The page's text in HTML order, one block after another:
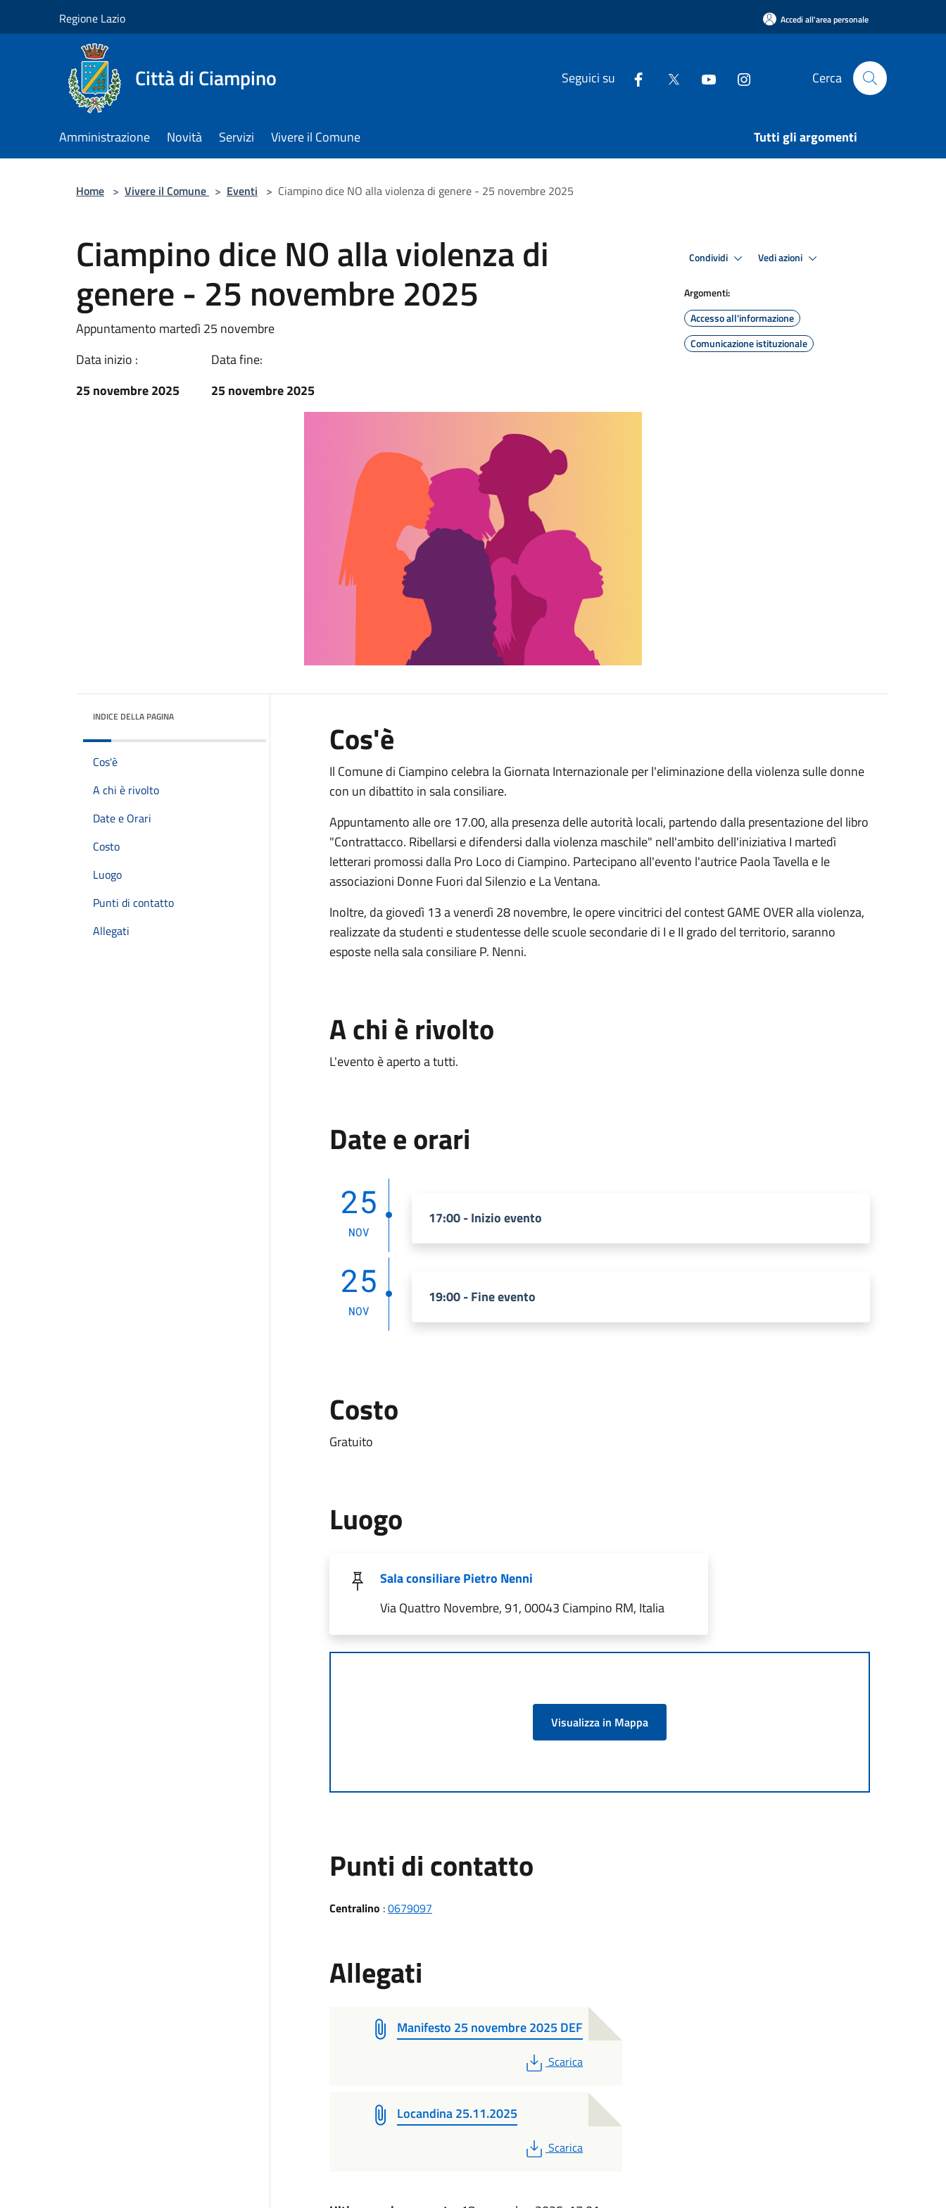
Regione Lazio Accedi all'area personale
Città di Ciampino Seguici su Cerca
Amministrazione Novità Servizi Vivere il Comune Tutti gli argomenti
Home > Vivere il Comune > Eventi > Ciampino dice NO alla violenza di genere - 25 novembre 2025
Ciampino dice NO alla violenza di
genere - 25 novembre 2025
Appuntamento martedì 25 novembre
Data inizio :
25 novembre 2025
Data fine:
25 novembre 2025
Condividi Vedi azioni
Argomenti:
Accesso all'informazione
Comunicazione istituzionale
INDICE DELLA PAGINA
Cos'è
A chi è rivolto
Date e Orari
Costo
Luogo
Punti di contatto
Allegati
Cos'è
Il Comune di Ciampino celebra la Giornata Internazionale per l'eliminazione della violenza sulle donne
con un dibattito in sala consiliare.
Appuntamento alle ore 17.00, alla presenza delle autorità locali, partendo dalla presentazione del libro
"Contrattacco. Ribellarsi e difendersi dalla violenza maschile" nell'ambito dell'iniziativa I martedì
letterari promossi dalla Pro Loco di Ciampino. Partecipano all'evento l'autrice Paola Tavella e le
associazioni Donne Fuori dal Silenzio e La Ventana.
Inoltre, da giovedì 13 a venerdì 28 novembre, le opere vincitrici del contest GAME OVER alla violenza,
realizzate da studenti e studentesse delle scuole secondarie di I e II grado del territorio, saranno
esposte nella sala consiliare P. Nenni.
A chi è rivolto
L'evento è aperto a tutti.
Date e orari
25
NOV
17:00 - Inizio evento
25
NOV
19:00 - Fine evento
Costo
Gratuito
Luogo
Sala consiliare Pietro Nenni
Via Quattro Novembre, 91, 00043 Ciampino RM, Italia
Visualizza in Mappa
Punti di contatto
Centralino :0679097
Allegati
Manifesto 25 novembre 2025 DEF
PDF
Scarica
Locandina 25.11.2025
PDF
Scarica